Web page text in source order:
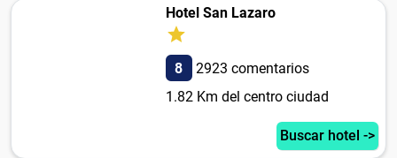
Hotel San Lazaro
8
2923 comentarios
1.82 Km del centro ciudad
Buscar hotel ->